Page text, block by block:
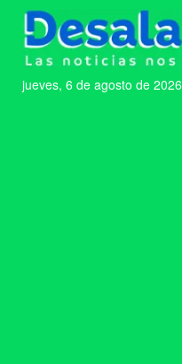
jueves, 6 de agosto de 2026